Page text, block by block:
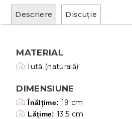
Descriere Discuţie
MATERIAL
Iută (naturală)
DIMENSIUNE
Înălțime: 19 cm
Lățime: 13,5 cm